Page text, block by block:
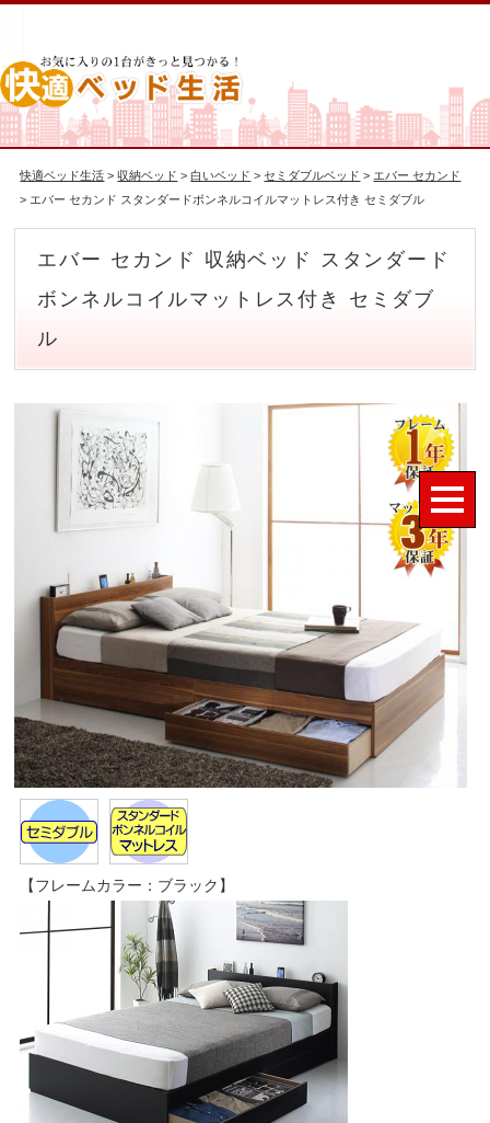
快適ベッド生活 >収納ベッド >白いベッド >セミダブルベッド >エバー セカンド
> エバー セカンド スタンダードボンネルコイルマットレス付き セミダブル
エバー セカンド 収納ベッド スタンダード
ボンネルコイルマットレス付き セミダブ
ル
【フレームカラー：ブラック】